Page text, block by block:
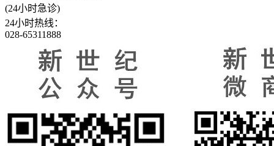
(24小时急诊)
24小时热线：
028-65311888